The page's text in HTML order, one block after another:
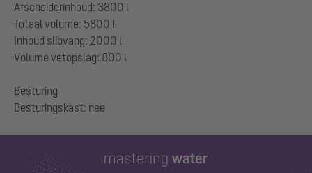
Afscheiderinhoud: 3800 l
Totaal volume: 5800 l
Inhoud slibvang: 2000 l
Volume vetopslag: 800 l
Besturing